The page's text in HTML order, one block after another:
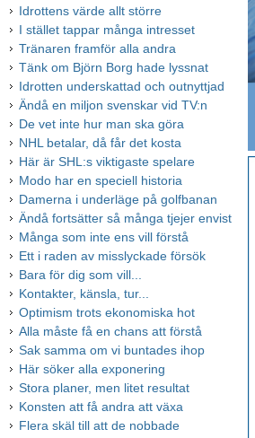
Idrottens värde allt större
I stället tappar många intresset
Tränaren framför alla andra
Tänk om Björn Borg hade lyssnat
Idrotten underskattad och outnyttjad
Ändå en miljon svenskar vid TV:n
De vet inte hur man ska göra
NHL betalar, då får det kosta
Här är SHL:s viktigaste spelare
Modo har en speciell historia
Damerna i underläge på golfbanan
Ändå fortsätter så många tjejer envist
Många som inte ens vill förstå
Ett i raden av misslyckade försök
Bara för dig som vill...
Kontakter, känsla, tur...
Optimism trots ekonomiska hot
Alla måste få en chans att förstå
Sak samma om vi buntades ihop
Här söker alla exponering
Stora planer, men litet resultat
Konsten att få andra att växa
Flera skäl till att de nobbade